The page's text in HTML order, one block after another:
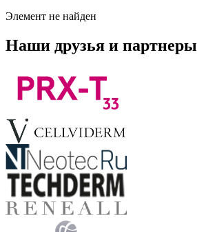
Элемент не найден
Наши друзья и партнеры